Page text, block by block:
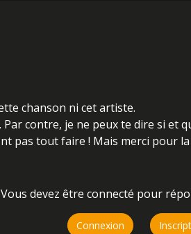
chanson ni cet artiste.
contre, je ne peux te dire si et
pas tout faire ! Mais merci pour
Vous devez être connecté pour
Connexion